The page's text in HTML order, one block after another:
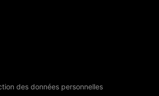
des données personnelles